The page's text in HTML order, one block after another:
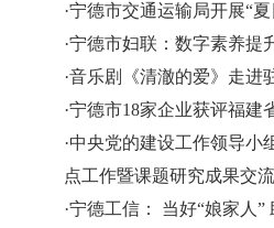
·宁德市交通运输局开展“
·宁德市妇联：数字素养提
·音乐剧《清澈的爱》走进
·宁德市18家企业获评福建
·中央党的建设工作领导小
点工作暨课题研究成果交
·宁德工信： 当好“娘家人”